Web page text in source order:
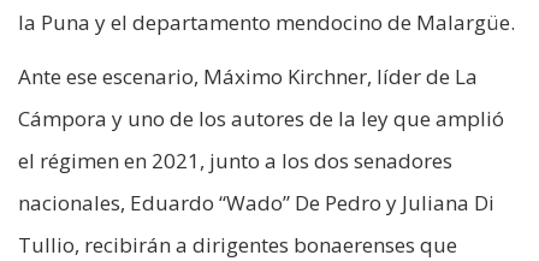
la Puna y el departamento mendocino de Malargüe.
Ante ese escenario, Máximo Kirchner, líder de La
Cámpora y uno de los autores de la ley que amplió
el régimen en 2021, junto a los dos senadores
nacionales, Eduardo “Wado” De Pedro y Juliana Di
Tullio, recibirán a dirigentes bonaerenses que